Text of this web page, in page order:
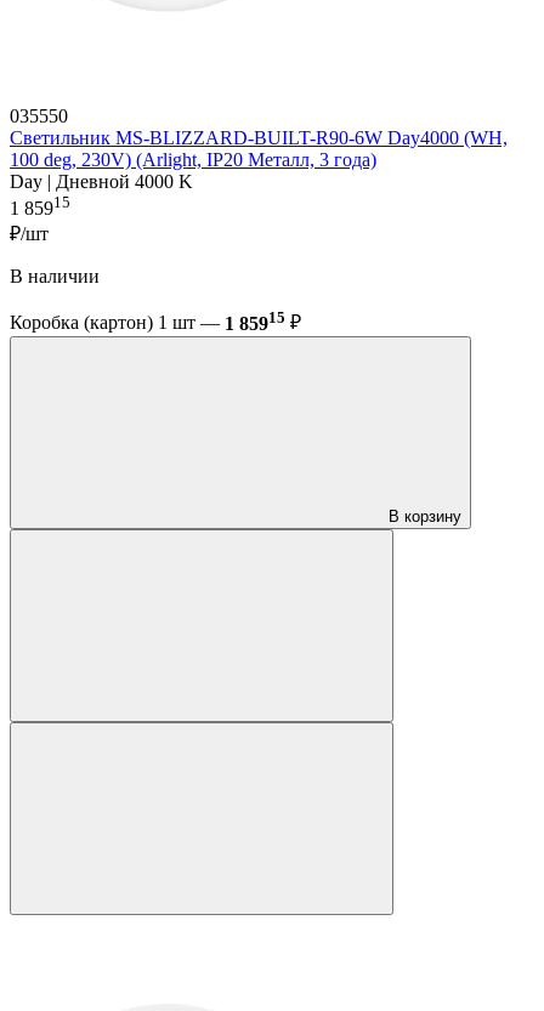
035550
Светильник MS-BLIZZARD-BUILT-R90-6W Day4000 (WH,
100 deg, 230V) (Arlight, IP20 Металл, 3 года)
Day | Дневной 4000 K
1 85915
₽/шт
В наличии
Коробка (картон) 1 шт — 1 85915 ₽
В корзину